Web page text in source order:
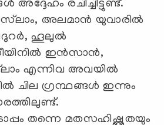
അദ്ദേഹം രചിച്ചിട്ടുണ്ട്.
അലമാൻ യുവാരിൽ
ഹൂലുൽ
ഇൻസാൻ,
എന്നിവ അവയില്‍
ചില ഗ്രന്ഥങ്ങൾ ഇന്നും
തന്നെ മതസഹിഷ്ണുതയും